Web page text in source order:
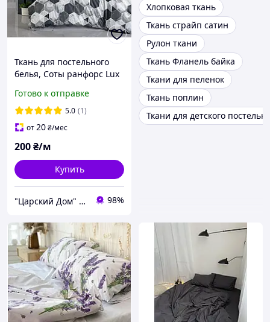
Ткань для постельного
белья, Соты ранфорс Lux
Готово к отправке
5.0 (1)
от20₴/мес
200₴/м
Купить
"Царский Дом" - производитель постельного белья из натуральных тканей 98%
Хлопковая ткань
Ткань страйп сатин
Рулон ткани
Ткань Фланель байка
Ткани для пеленок
Ткань поплин
Ткани для детского